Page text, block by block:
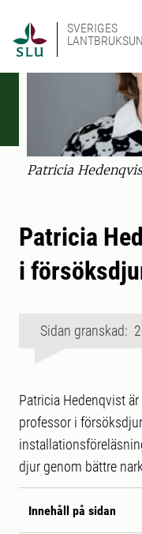
SVERIGES
Patricia
Patricia
i
Sidan granskad:
Patricia Hedenqvist
professor i
djur genom bättre
Innehåll på sidan